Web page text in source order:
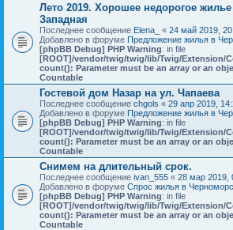
Лето 2019. Хорошее недорогое
Западная
Последнее сообщение Elena_ « 24 май 2019,
Добавлено в форуме Предложение жилья в
[phpBB Debug] PHP Warning: in file
[ROOT]/vendor/twig/twig/lib/Twig/Extension/
count(): Parameter must be an array or an
Countable
Гостевой дом Назар на ул. Чапаева
Последнее сообщение chgols « 29 апр 2019,
Добавлено в форуме Предложение жилья в
[phpBB Debug] PHP Warning: in file
[ROOT]/vendor/twig/twig/lib/Twig/Extension/
count(): Parameter must be an array or an
Countable
Снимем на длительный срок.
Последнее сообщение ivan_555 « 28 мар 2019,
Добавлено в форуме Спрос жилья в
[phpBB Debug] PHP Warning: in file
[ROOT]/vendor/twig/twig/lib/Twig/Extension/
count(): Parameter must be an array or an
Countable